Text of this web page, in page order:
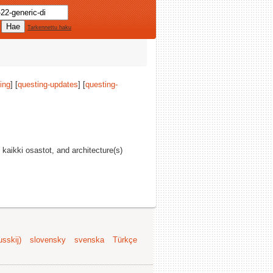
Tarkennettu haku
] [questing-updates] [questing-
kaikki osastot, and architecture(s)
slovensky svenska
Türkçe